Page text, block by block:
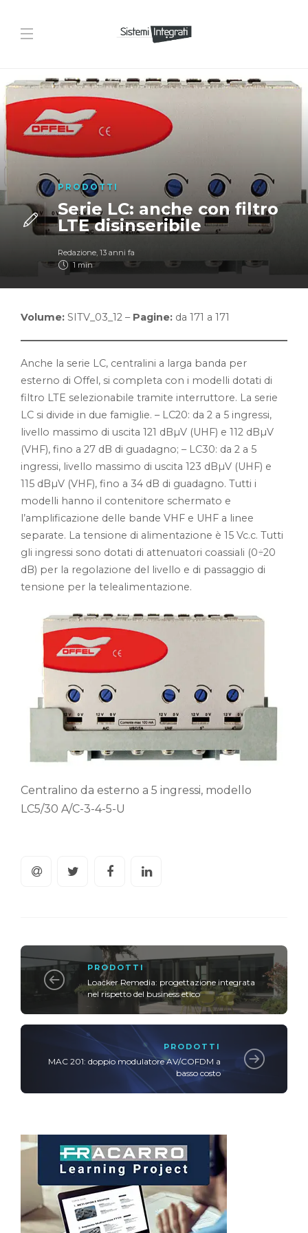
PRODOTTI
Serie LC: anche con filtro
LTE disinseribile
Redazione, 13 anni fa
1 min
Volume: SITV_03_12 – Pagine: da 171 a 171
Anche la serie LC, centralini a larga banda per
esterno di Offel, si completa con i modelli dotati di
filtro LTE selezionabile tramite interruttore. La serie
LC si divide in due famiglie. – LC20: da 2 a 5 ingressi,
livello massimo di uscita 121 dBµV (UHF) e 112 dBµV
(VHF), fino a 27 dB di guadagno; – LC30: da 2 a 5
ingressi, livello massimo di uscita 123 dBµV (UHF) e
115 dBµV (VHF), fino a 34 dB di guadagno. Tutti i
modelli hanno il contenitore schermato e
l’amplificazione delle bande VHF e UHF a linee
separate. La tensione di alimentazione è 15 Vc.c. Tutti
gli ingressi sono dotati di attenuatori coassiali (0÷20
dB) per la regolazione del livello e di passaggio di
tensione per la telealimentazione.
Centralino da esterno a 5 ingressi, modello
LC5/30 A/C-3-4-5-U
PRODOTTI
Loacker Remedia: progettazione integrata
nel rispetto del business etico
PRODOTTI
MAC 201: doppio modulatore AV/COFDM a
basso costo